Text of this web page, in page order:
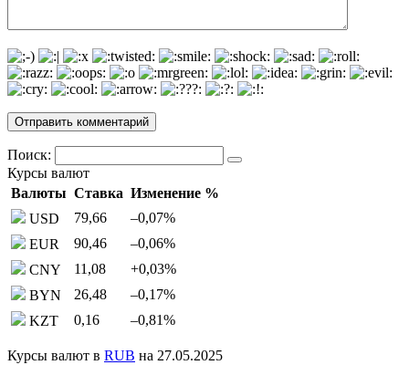
Поиск:
Курсы валют
Валюты Ставка Изменение %
USD
79,66 –0,07%
EUR
90,46 –0,06%
CNY
11,08 +0,03%
BYN
26,48 –0,17%
KZT
0,16 –0,81%
Курсы валют в RUB на 27.05.2025